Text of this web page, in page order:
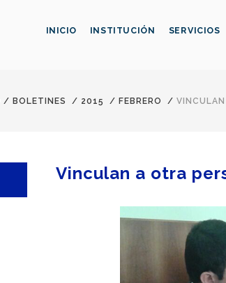
INICIO INSTITUCIÓN SERVICIOS
/ BOLETINES / 2015 / FEBRERO /
Vinculan a otra